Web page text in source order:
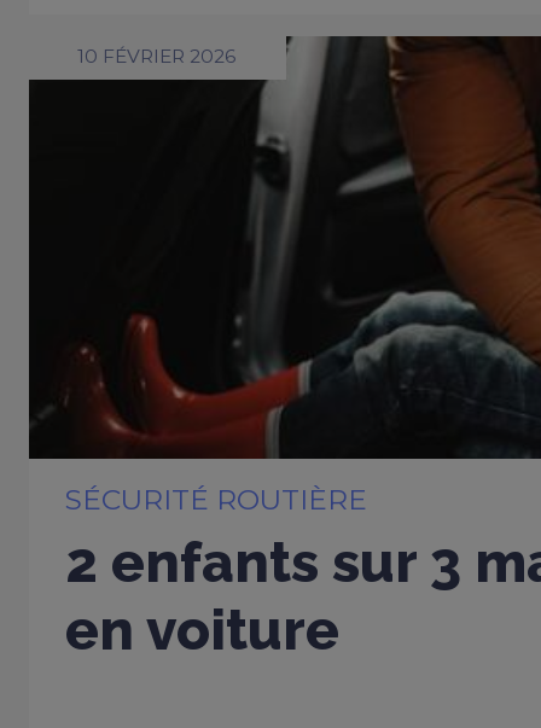
10 FÉVRIER 2026
SÉCURITÉ ROUTIÈRE
2 enfants sur 3
en voiture